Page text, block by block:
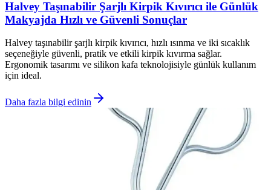
Halvey Taşınabilir Şarjlı Kirpik Kıvırıcı ile Günlük
Makyajda Hızlı ve Güvenli Sonuçlar
Halvey taşınabilir şarjlı kirpik kıvırıcı, hızlı ısınma ve iki sıcaklık
seçeneğiyle güvenli, pratik ve etkili kirpik kıvırma sağlar.
Ergonomik tasarımı ve silikon kafa teknolojisiyle günlük kullanım
için ideal.
Daha fazla bilgi edinin